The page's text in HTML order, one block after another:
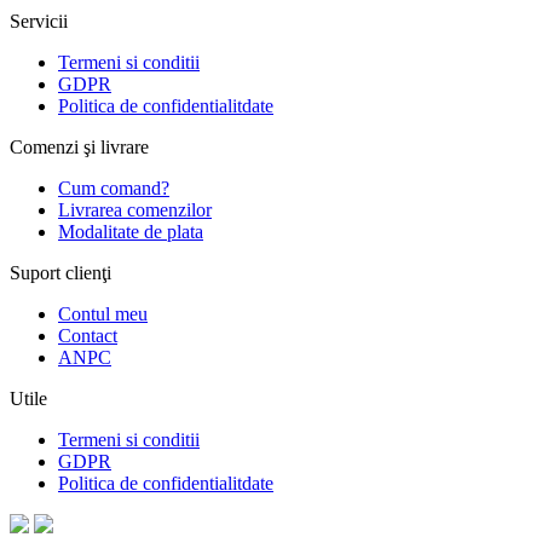
Servicii
Termeni si conditii
GDPR
Politica de confidentialitdate
Comenzi şi livrare
Cum comand?
Livrarea comenzilor
Modalitate de plata
Suport clienţi
Contul meu
Contact
ANPC
Utile
Termeni si conditii
GDPR
Politica de confidentialitdate